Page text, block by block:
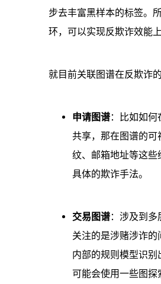
步去丰富黑样本的标签。
环，可以实现反欺诈效能上
就目前关联图谱在反欺诈
申请图谱：比如如
共享，那在图谱的
纹、邮箱地址等这
具体的欺诈手法。
交易图谱：涉及到
关注的是涉赌涉诈
内部的规则模型识
可能会使用一些图探